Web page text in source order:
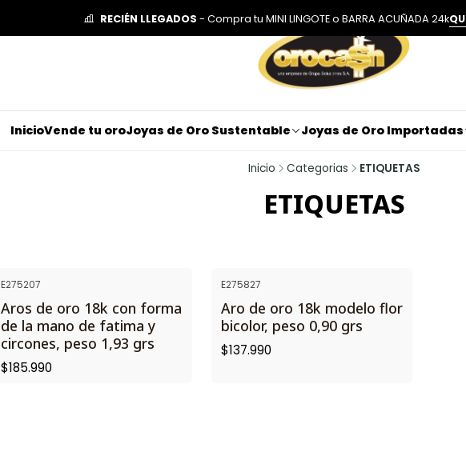
InicioVende tu oroJoyas de Oro Sustentable Joyas de Oro Importadas
RECIÉN LLEGADOS - Compra tu MINI LINGOTE o BARRA ACUÑADA 24k
Inicio Categorias ETIQUETAS
ETIQUETAS
E275207
Aros de oro 18k con forma
de la mano de fatima y
circones, peso 1,93 grs
$185.990
E275827
Aro de oro 18k modelo flor
bicolor, peso 0,90 grs
$137.990